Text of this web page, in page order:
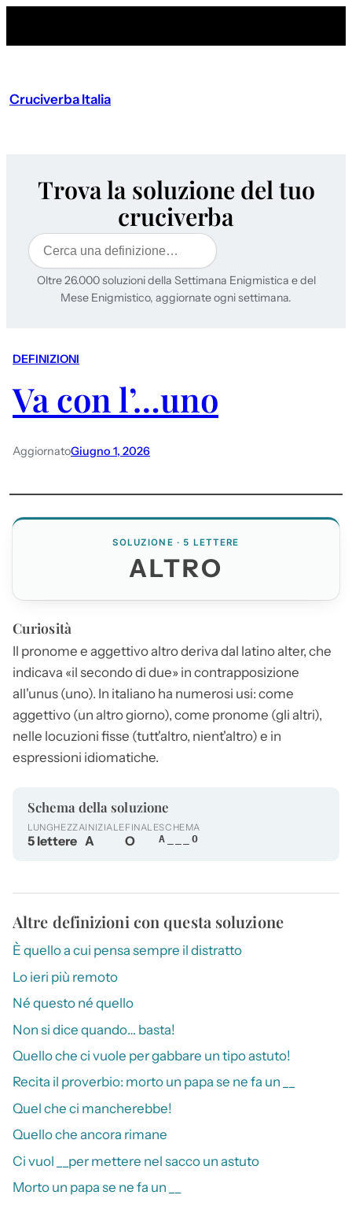
Cruciverba Italia
Trova la soluzione del tuo
cruciverba
Cerca
Oltre 26.000 soluzioni della Settimana Enigmistica e del
Mese Enigmistico, aggiornate ogni settimana.
DEFINIZIONI
Va con l’…uno
AggiornatoGiugno 1, 2026
SOLUZIONE · 5 LETTERE
ALTRO
Curiosità
Il pronome e aggettivoaltroderiva dal latino alter, che
indicava «il secondo di due» in contrapposizione
all'unus (uno). In italiano ha numerosi usi: come
aggettivo (un altrogiorno), come pronome (gli altri),
nelle locuzioni fisse (tutt'altro, nient'altro) e in
espressioni idiomatiche.
Schema della soluzione
LUNGHEZZA
5 lettere
INIZIALE
A
FINALE
O
SCHEMA
A___O
Altre definizioni con questa soluzione
È quello a cui pensa sempre il distratto
Lo ieri più remoto
Né questo né quello
Non si dice quando… basta!
Quello che ci vuole per gabbare un tipo astuto!
Recita il proverbio: morto un papa se ne fa un __
Quel che ci mancherebbe!
Quello che ancora rimane
Ci vuol __per mettere nel sacco un astuto
Morto un papa se ne fa un __